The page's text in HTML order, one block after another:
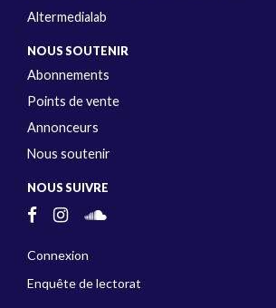
Altermedialab
NOUS SOUTENIR
Abonnements
Points de vente
Annonceurs
Nous soutenir
NOUS SUIVRE
Connexion
Enquête de lectorat